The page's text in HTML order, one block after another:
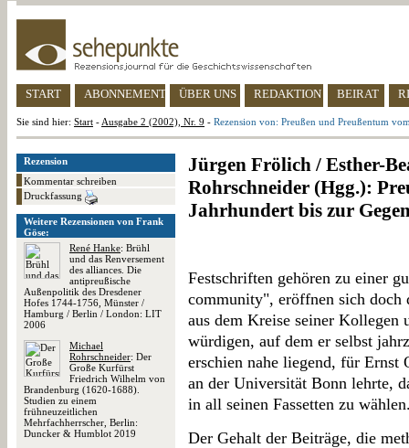
START ABONNEMENT ÜBER UNS REDAKTION BEIRAT
Sie sind hier: Start - Ausgabe 2 (2002), Nr. 9 - Rezension von: Preußen und Preußentum
Rezension
Kommentar schreiben
Druckfassung
Weitere Rezensionen von Frank
Göse:
René Hanke: Brühl
und das Renversement
des alliances. Die
antipreußische
Außenpolitik des Dresdener
Hofes 1744-1756, Münster /
Hamburg / Berlin / London: LIT
2006
Michael
Rohrschneider: Der
Große Kurfürst
Friedrich Wilhelm von
Brandenburg (1620-1688).
Studien zu einem
frühneuzeitlichen
Mehrfachherrscher, Berlin:
Duncker & Humblot 2019
Jürgen Frölich / Esther-
Rohrschneider (Hgg.):
Jahrhundert bis zur
Festschriften gehören zu einer
community", eröffnen sich doch
aus dem Kreise seiner Kollegen
würdigen, auf dem er selbst
erschien nahe liegend, für Ernst
an der Universität Bonn lehrte,
in all seinen Fassetten zu
Der Gehalt der Beiträge, die